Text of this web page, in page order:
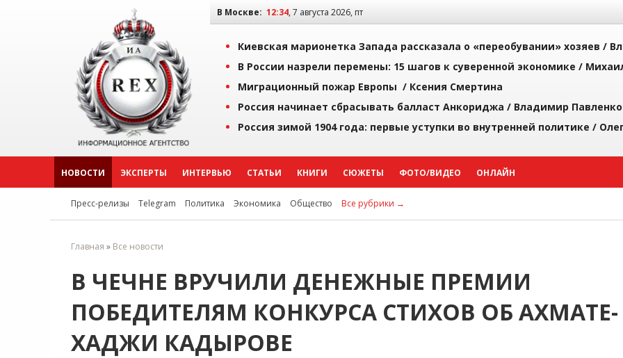
В Москве: 12:34, 7 августа 2026, пт
Киевская марионетка Запада рассказала о «переобувании» хозяев /
В России назрели перемены: 15 шагов к суверенной экономике /
Миграционный пожар Европы / Ксения Смертина
Россия начинает сбрасывать балласт Анкориджа / Владимир Павленко
Россия зимой 1904 года: первые уступки во внутренней политике /
НОВОСТИ ЭКСПЕРТЫ ИНТЕРВЬЮ СТАТЬИ КНИГИ СЮЖЕТЫ ФОТО/ВИДЕО ОНЛАЙН
Пресс-релизы Telegram Политика Экономика Общество Все рубрики →
Главная » Все новости
В ЧЕЧНЕ ВРУЧИЛИ ДЕНЕЖНЫЕ ПРЕМИИ
ПОБЕДИТЕЛЯМ КОНКУРСА СТИХОВ ОБ АХМАТЕ-
ХАДЖИ КАДЫРОВЕ